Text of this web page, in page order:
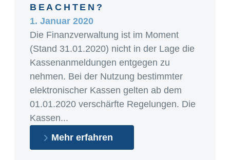
BEACHTEN?
1. Januar 2020
Die Finanzverwaltung ist im Moment
(Stand 31.01.2020) nicht in der Lage die
Kassenanmeldungen entgegen zu
nehmen. Bei der Nutzung bestimmter
elektronischer Kassen gelten ab dem
01.01.2020 verschärfte Regelungen. Die
Kassen...
Mehr erfahren